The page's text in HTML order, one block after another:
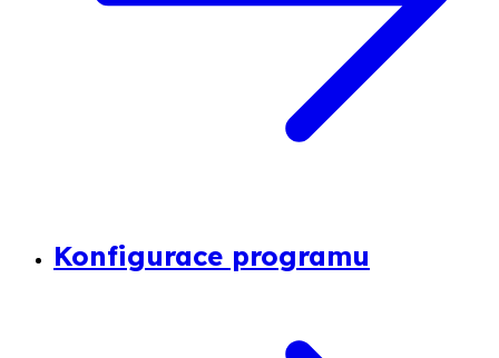
Konfigurace programu